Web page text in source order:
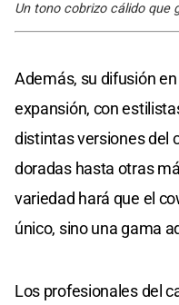
Un tono cobrizo cálido que
Además, su difusión
expansión, con
distintas versiones del
doradas hasta otras
variedad hará que el
único, sino una gama
Los profesionales del